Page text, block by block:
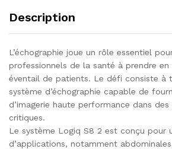
Description
L’échographie joue un rôle essentiel
professionnels de la santé à prendre en
éventail de patients. Le défi consiste à
système d’échographie capable de
d’imagerie haute performance dans
critiques.
Le système Logiq S8 2 est conçu pour
d’applications, notamment